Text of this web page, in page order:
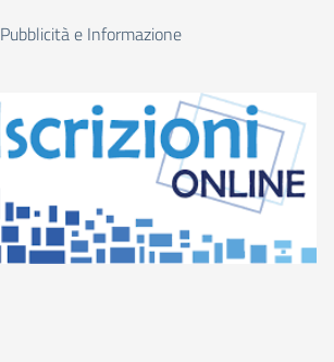
Pubblicità e Informazione